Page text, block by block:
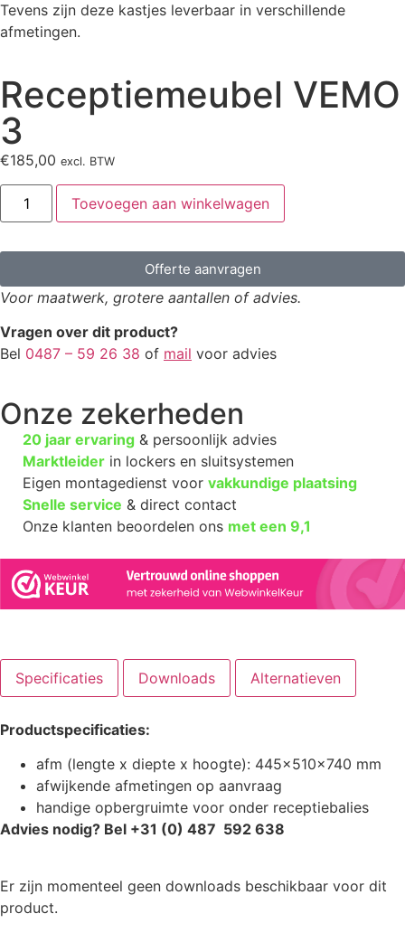
Tevens zijn deze kastjes leverbaar in verschillende
afmetingen.
Receptiemeubel VEMO
3
€185,00 excl. BTW
Toevoegen aan winkelwagen
Offerte aanvragen
Voor maatwerk, grotere aantallen of advies.
Vragen over dit product?
Bel 0487 – 59 26 38 of mail voor advies
Onze zekerheden
20 jaar ervaring & persoonlijk advies
Marktleider in lockers en sluitsystemen
Eigen montagedienst voor vakkundige plaatsing
Snelle service & direct contact
Onze klanten beoordelen ons met een 9,1
Specificaties Downloads Alternatieven
Productspecificaties:
afm (lengte x diepte x hoogte): 445x510x740 mm
afwijkende afmetingen op aanvraag
handige opbergruimte voor onder receptiebalies
Advies nodig? Bel +31 (0) 487 592 638
Er zijn momenteel geen downloads beschikbaar voor dit
product.